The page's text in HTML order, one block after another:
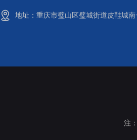
地址：重庆市璧山区璧城街道皮鞋城南
注